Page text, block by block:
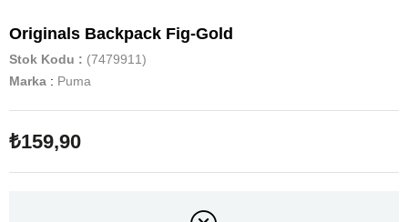
Originals Backpack Fig-Gold
Stok Kodu
(7479911)
Marka : Puma
₺159,90